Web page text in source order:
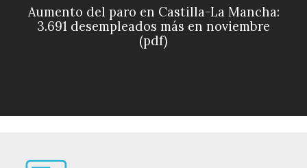
Aumento del paro en Castilla-La Mancha:
3.691 desempleados más en noviembre
(pdf)